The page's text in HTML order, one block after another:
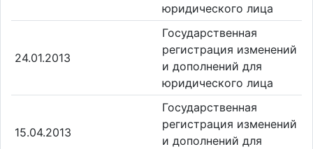
юридического лица
24.01.2013
Государственная
регистрация изменений
и дополнений для
юридического лица
15.04.2013
Государственная
регистрация изменений
и дополнений для